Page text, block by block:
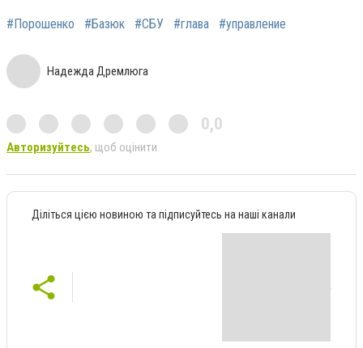
#Порошенко #Базюк #СБУ #глава #управление
Надежда Дремлюга
0,0
Авторизуйтесь, щоб оцінити
Діліться цією новиною та підписуйтесь на наші канали